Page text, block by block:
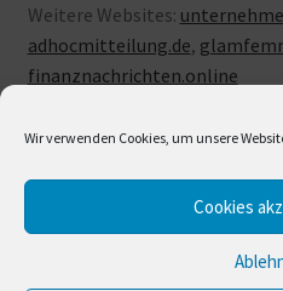
Wir verwenden Cookies, um unsere
Cookies
Weitere Websites:
adhocmitteilung.de,
finanznachrichten.online
© LUXUSLOVE 2026
Erstellt mit Storefront &